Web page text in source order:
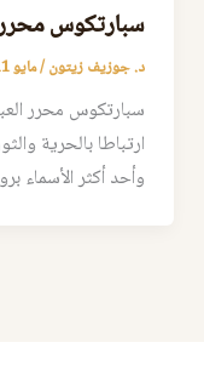
سبارتكوس محرر
د. جوزيف زيتون/مايو 11, 2025
سبارتكوس محرر
ارتباطا بالحرية
وأحد أكثر الأسماء